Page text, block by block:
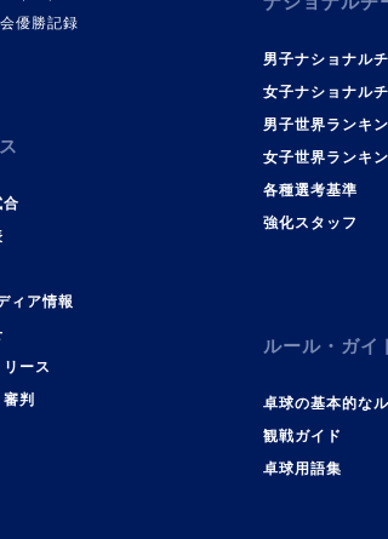
優勝記録
合
ィア情報
ース
判
男子ナショナル
女子ナショナル
男子世界ランキ
女子世界ランキ
各種選考基準
強化スタッフ
ルール・ガイ
卓球の基本的な
観戦ガイド
卓球用語集